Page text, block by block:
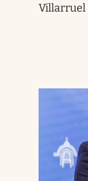
Villarruel